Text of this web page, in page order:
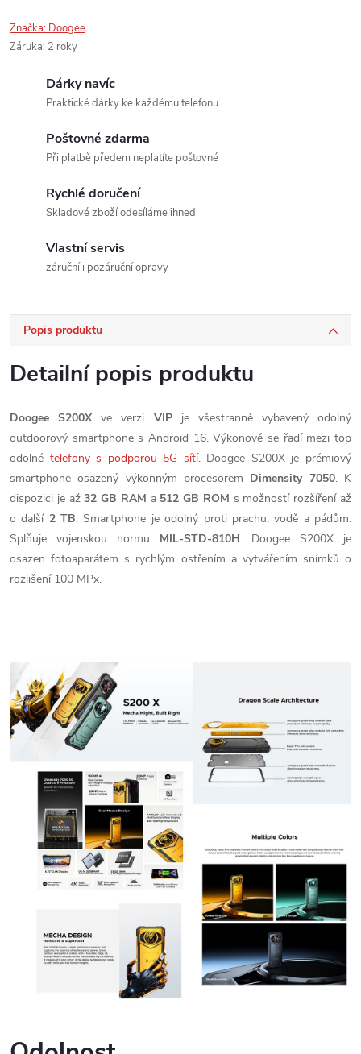
Značka: Doogee
Záruka: 2 roky
Dárky navíc
Praktické dárky ke každému telefonu
Poštovné zdarma
Při platbě předem neplatíte poštovné
Rychlé doručení
Skladové zboží odesíláme ihned
Vlastní servis
záruční i pozáruční opravy
Popis produktu
Detailní popis produktu
Doogee S200X ve verzi VIPje všestranně vybavený odolný
outdoorový smartphone s Android 16. Výkonově se řadí mezi top
odolné telefony s podporou 5G sítí. Doogee S200X je prémiový
smartphone osazený výkonným procesorem Dimensity 7050. K
dispozici je až32 GB RAM a 512 GB ROM s možností rozšíření až
o další 2 TB. Smartphone je odolný proti prachu, vodě a pádům.
Splňuje vojenskou normu MIL-STD-810H. Doogee S200X je
osazen fotoaparátem s rychlým ostřením a vytvářením snímků o
rozlišení 100 MPx.